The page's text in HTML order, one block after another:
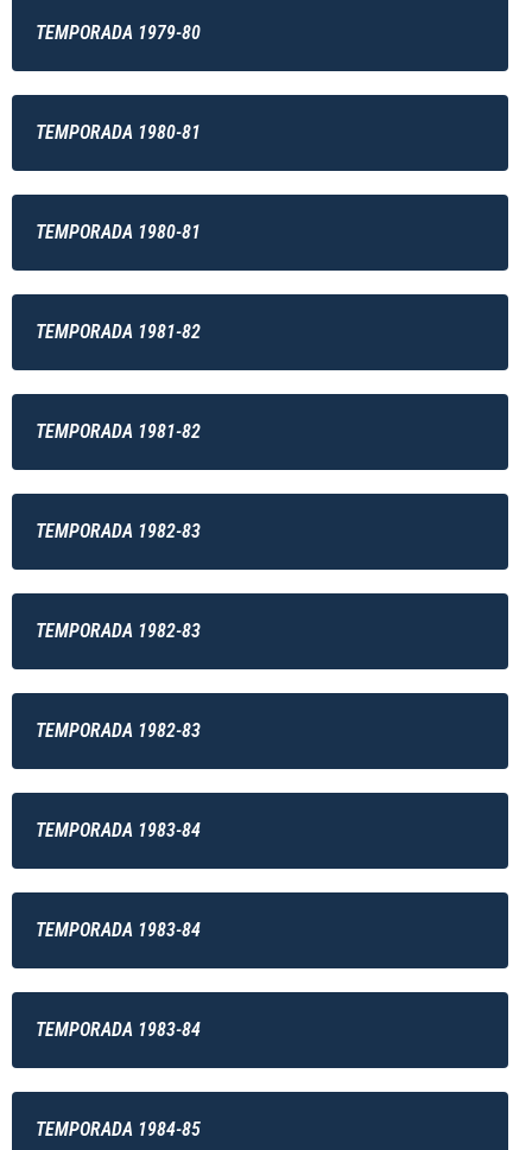
TEMPORADA 1979-80
TEMPORADA 1980-81
TEMPORADA 1980-81
TEMPORADA 1981-82
TEMPORADA 1981-82
TEMPORADA 1982-83
TEMPORADA 1982-83
TEMPORADA 1982-83
TEMPORADA 1983-84
TEMPORADA 1983-84
TEMPORADA 1983-84
TEMPORADA 1984-85